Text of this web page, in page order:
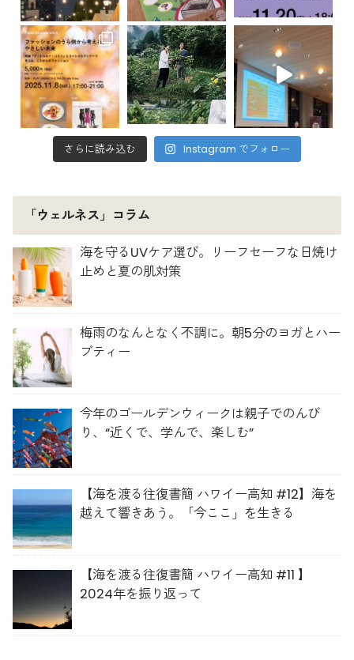
さらに読み込む Instagram でフォロー
「ウェルネス」コラム
海を守るUVケア選び。リーフセーフな日焼け
止めと夏の肌対策
梅雨のなんとなく不調に。朝5分のヨガとハー
ブティー
今年のゴールデンウィークは親子でのんび
り、“近くで、学んで、楽しむ”
【海を渡る往復書簡 ハワイー高知 #12】海を
越えて響きあう。「今ここ」を生きる
【海を渡る往復書簡 ハワイー高知 #11 】
2024年を振り返って